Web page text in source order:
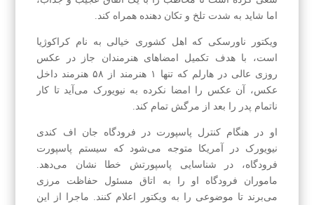
اما شاید به شدت تلخ و تکان دهنده همراه کند.
ویکتور ناورسکی که اهل کشوری خیالی به نام کراکوژیا
است، با هدف تکمیل امضاهای هنرمندان جاز در عکس
روزی عالی در هارلم که تنها ۱ هنرمند از ۵۸ هنرمند داخل
عکس، آن عکس را امضا نکرده به نیویورک می‌آید تا کار
ناتمام پدر را بعد از مرگش تمام کند‌.
‌‌او در هنگام کنترل پاسپورت در فرودگاه جان اف کندی
نیویورک در آمریکا متوجه می‌شود که سیستم پاسپورت
فرودگاه، در شناسایی پاسپورتش خطا نشان می‌دهد.
ماموران فرودگاه او را به اتاق مسئول حفاظت مرزی
می‌برند تا موضوعی را به ویکتور اعلام کنند. ماجرا از این